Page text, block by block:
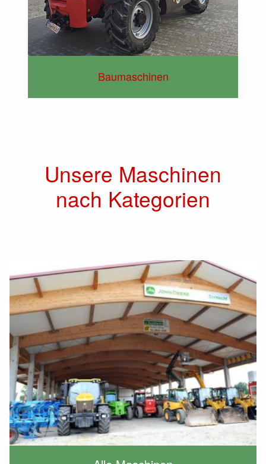
Baumaschinen
Unsere Maschinen
nach Kategorien